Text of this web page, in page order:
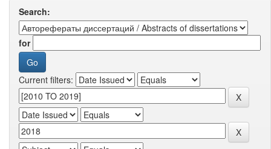
Search:
for
Current filters: